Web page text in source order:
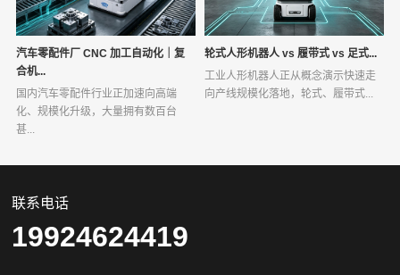
汽车零配件厂 CNC 加工自动化｜复
合机...
国内汽车零配件行业正加速向高端
化、规模化升级，大量拥有数百台
甚...
轮式人形机器人 vs 履带式 vs 足式...
工业人形机器人正从概念演示快速走
向产线规模化落地，轮式、履带式...
联系电话
19924624419